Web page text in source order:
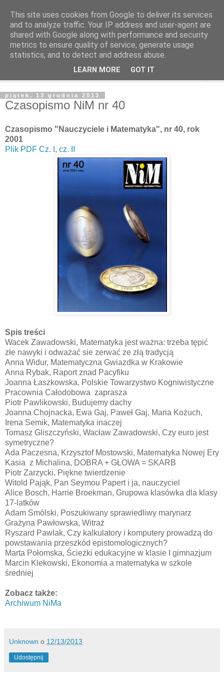
piątek, 13 grudnia 2013
Czasopismo NiM nr 40
Czasopismo "Nauczyciele i Matematyka", nr 40, rok
2001
Plik PDF Cz. I , cz. II
Spis treści
Wacek Zawadowski, Matematyka jest ważna: trzeba tępić
złe nawyki i odważać sie zerwać ze złą tradycją
Anna Widur, Matematyczna Gwiazdka w Krakowie
Anna Rybak, Raport znad Pacyfiku
Joanna Łaszkowska, Polskie Towarzystwo Kogniwistyczne
Pracownia Całodobowa zaprasza
Piotr Pawlikowski, Budujemy dachy
Joanna Chojnacka, Ewa Gaj, Paweł Gaj, Maria Kożuch,
Irena Semik, Matematyka inaczej
Tomasz Gliszczyński, Wacław Zawadowski, Czy euro jest
symetryczne?
Ada Paczesna, Krzysztof Mostowski, Matematyka Nowej Ery
Kasia z Michalina, DOBRA + GŁOWA = SKARB
Piotr Zarzycki, Piękne twierdzenie
Witold Pająk, Pan Seymou Papert i ja, nauczyciel
Alice Bosch, Harrie Broekman, Grupowa klasówka dla klasy
17-latków
Adam Smólski, Poszukiwany sprawiedliwy marynarz
Grażyna Pawłowska, Witraż
Ryszard Pawlak, Czy kalkulatory i komputery prowadzą do
powstawania przeszkód epistomologicznych?
Marta Połomska, Ścieżki edukacyjne w klasie I gimnazjum
Marcin Klekowski, Ekonomia a matematyka w szkole
średniej
Zobacz także:
Archiwum NiMa
Unknown o 12/13/2013
Udostępnij
This site uses cookies from Google to deliver its services
and to analyze traffic. Your IP address and user-agent are
shared with Google along with performance and security
metrics to ensure quality of service, generate usage
statistics, and to detect and address abuse.
LEARN MORE GOT IT